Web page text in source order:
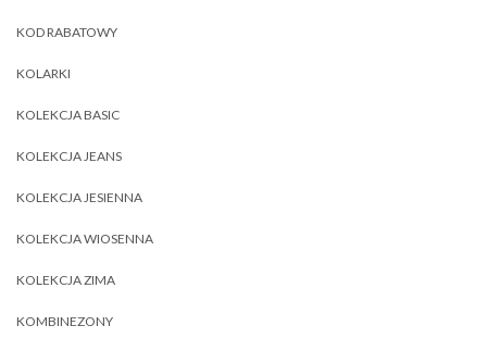
KOD RABATOWY
KOLARKI
KOLEKCJA BASIC
KOLEKCJA JEANS
KOLEKCJA JESIENNA
KOLEKCJA WIOSENNA
KOLEKCJA ZIMA
KOMBINEZONY